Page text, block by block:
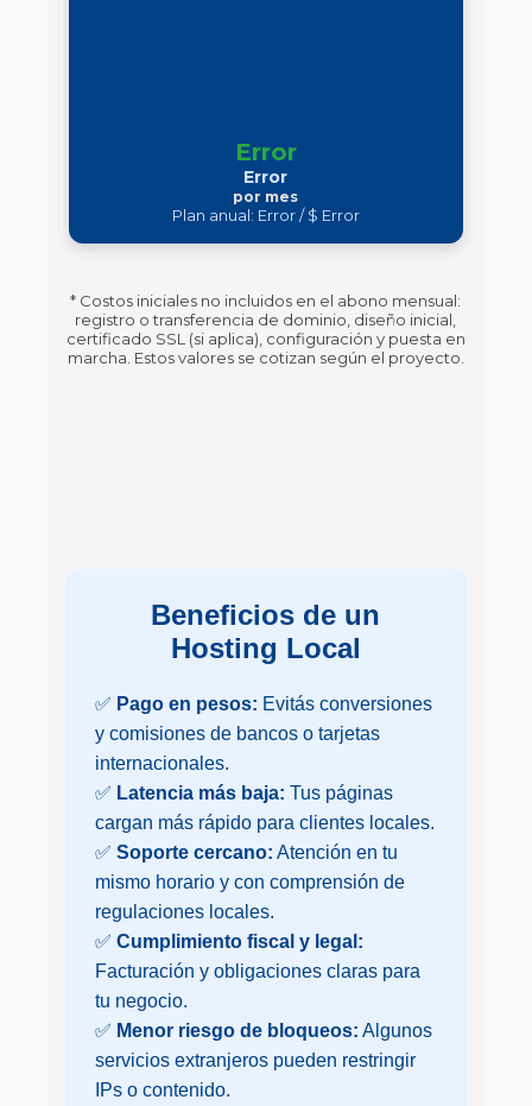
Error
Error
por mes
Plan anual: Error/ $ Error
* Costos iniciales no incluidos en el abono mensual:
registro o transferencia de dominio, diseño inicial,
certificado SSL (si aplica), configuración y puesta en
marcha. Estos valores se cotizan según el proyecto.
Beneficios de un
Hosting Local
✅ Pago en pesos: Evitás conversiones
y comisiones de bancos o tarjetas
internacionales.
✅ Latencia más baja: Tus páginas
cargan más rápido para clientes locales.
✅ Soporte cercano: Atención en tu
mismo horario y con comprensión de
regulaciones locales.
✅ Cumplimiento fiscal y legal:
Facturación y obligaciones claras para
tu negocio.
✅ Menor riesgo de bloqueos: Algunos
servicios extranjeros pueden restringir
IPs o contenido.